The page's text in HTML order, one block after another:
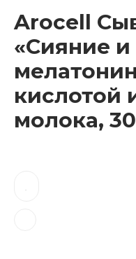
Arocell
«Сияние
кислотой
молока,